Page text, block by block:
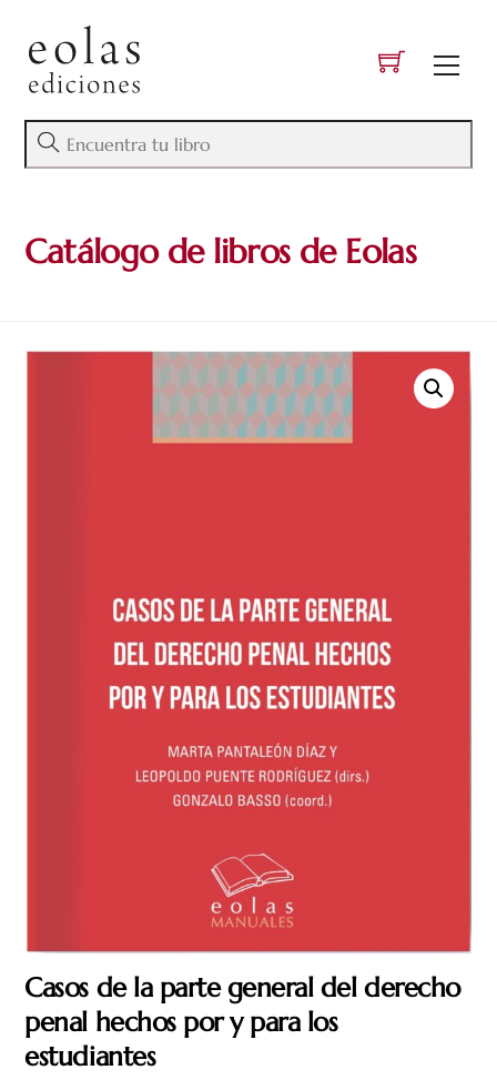
content
Catálogo de libros de Eolas
Casos de la parte general del derecho
penal hechos por y para los
estudiantes